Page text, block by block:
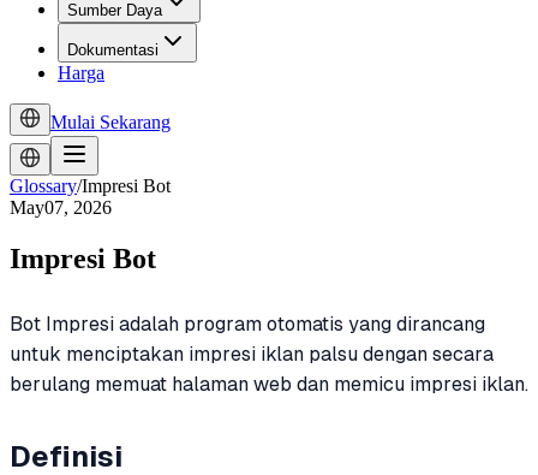
Sumber Daya
Dokumentasi
Harga
Mulai Sekarang
Glossary/Impresi Bot
May07, 2026
Impresi Bot
Bot Impresi adalah program otomatis yang dirancang
untuk menciptakan impresi iklan palsu dengan secara
berulang memuat halaman web dan memicu impresi iklan.
Definisi